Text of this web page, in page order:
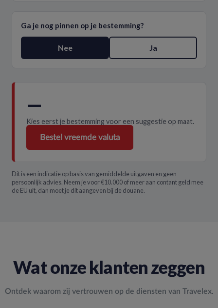
Ga je nog pinnen op je bestemming?
Nee Ja
—
Kies eerst je bestemming voor een suggestie op maat.
Bestel vreemde valuta
Dit is een indicatie op basis van gemiddelde uitgaven en geen
persoonlijk advies. Neem je voor €10.000 of meer aan contant geld mee
de EU uit, dan moet je dit aangeven bij de douane.
Wat onze klanten zeggen
Ontdek waarom zij vertrouwen op de diensten van Travelex.